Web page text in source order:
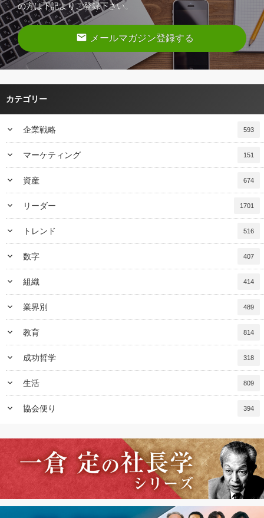
の方は下記よりご登録下さい。
email メールマガジン登録する
カテゴリー
keyboard_arrow_down 企業戦略 593
keyboard_arrow_down マーケティング 151
keyboard_arrow_down 資産 674
keyboard_arrow_down リーダー 1701
keyboard_arrow_down トレンド 516
keyboard_arrow_down 数字 407
keyboard_arrow_down 組織 414
keyboard_arrow_down 業界別 489
keyboard_arrow_down 教育 814
keyboard_arrow_down 成功哲学 318
keyboard_arrow_down 生活 809
keyboard_arrow_down 協会便り 394